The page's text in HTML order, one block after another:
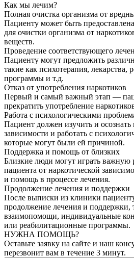
Как мы лечим?
Полная очистка организма от
Пациенту может быть
для очистки организма от
веществ.
Проведение соответствующего
Пациенту могут предложить
такие как психотерапия, лекарства,
программы и т.д.
Отказ от употребления наркотиков
Первый и самый важный этап —
прекратить употребление
Работа с психологическими
Пациент должен изучить и
зависимости и работать с
которые могут были ей причиной.
Поддержка и помощь от близких
Близкие люди могут играть важную
пациента от наркотической
и помощь в процессе лечения.
Продолжение лечения и поддержки
После выписки из клиники
продолжение лечения и поддержки,
взаимопомощи, индивидуальные
или реабилитационные программы.
НУЖНА ПОМОЩЬ?
Оставьте заявку на сайте и наш
перезвонит вам в течение 3 минут.